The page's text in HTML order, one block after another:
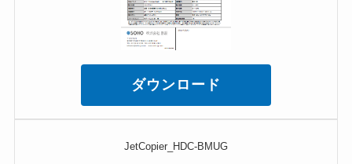
ダウンロード
JetCopier_HDC-BMUG